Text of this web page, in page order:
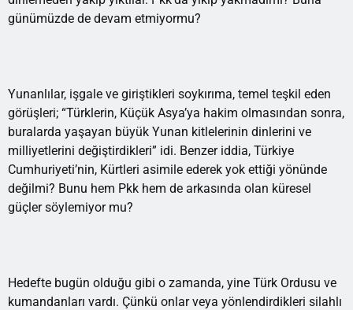
günümüzde de devam etmiyormu?
Yunanlılar, işgale ve giriştikleri soykırıma, temel teşkil eden
görüşleri; “Türklerin, Küçük Asya’ya hakim olmasından sonra,
buralarda yaşayan büyük Yunan kitlelerinin dinlerini ve
milliyetlerini değiştirdikleri” idi. Benzer iddia, Türkiye
Cumhuriyeti’nin, Kürtleri asimile ederek yok ettiği yönünde
değilmi? Bunu hem Pkk hem de arkasında olan küresel
güçler söylemiyor mu?
Hedefte bugün olduğu gibi o zamanda, yine Türk Ordusu ve
kumandanları vardı. Çünkü onlar veya yönlendirdikleri silahlı